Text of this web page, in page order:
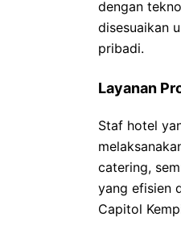
dengan
disesuaikan
pribadi.
Layanan
Staf hotel
catering,
yang efisien
Capitol